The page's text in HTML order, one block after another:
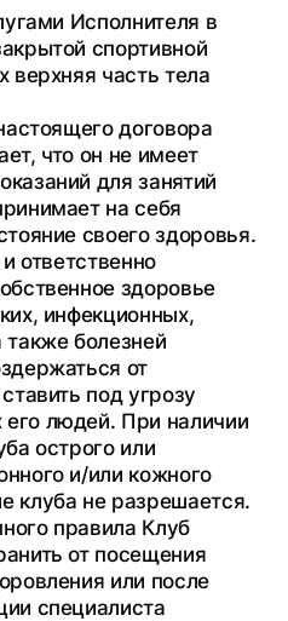
Исполнителя в
спортивной
верхняя часть тела
договора
что он не имеет
для занятий
на себя
своего здоровья.
ответственно
здоровье
инфекционных,
болезней
от
под угрозу
людей. При наличии
острого или
и/или кожного
клуба не разрешается.
правила Клуб
от посещения
или после
специалиста